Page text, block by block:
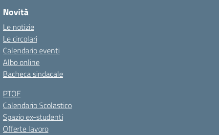
Novità
Le notizie
Le circolari
Calendario eventi
Albo online
Bacheca sindacale
PTOF
Calendario Scolastico
Spazio ex-studenti
Offerte lavoro